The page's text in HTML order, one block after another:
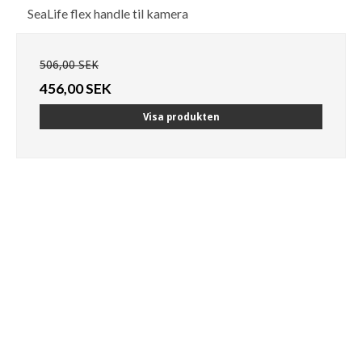
SeaLife flex handle til kamera
506,00 SEK
456,00 SEK
Visa produkten